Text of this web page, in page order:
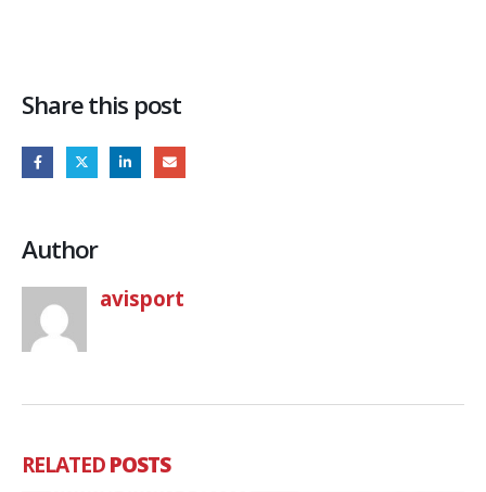
Share this post
Author
avisport
RELATEDPOSTS